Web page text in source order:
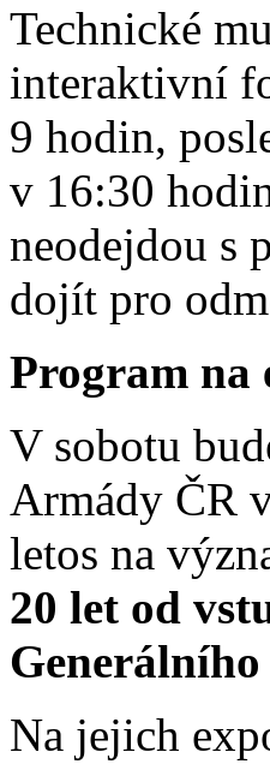
Technické
interaktivní
9 hodin,
v 16:30
neodejdou s
dojít pro
Program na
V sobotu
Armády ČR
letos na
20 let od
Na jejich